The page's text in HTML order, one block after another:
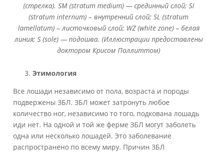
(стрелка). SM (stratum medium) — cрединный слой; SI
(stratum internum) – внутренний слой; SL (stratum
lamellatum) – листочковый слой; WZ (white zone) – белая
линия; S (sole) — подошва. (Иллюстрации предоставлены
доктором Крисом Поллиттом)
Этимология
Все лошади независимо от пола, возраста и породы
подвержены ЗБЛ. ЗБЛ может затронуть любое
количество ног, независимо то того, подкована лошадь
иди нет. На одной и той же ферме ЗБЛ могут заболеть
одна или несколько лошадей. Это заболевание
распространено по всему миру. Причин ЗБЛ